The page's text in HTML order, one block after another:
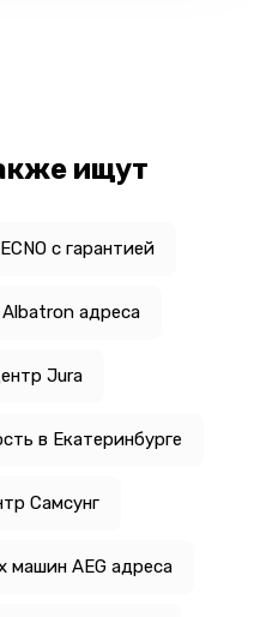
ищут
с гарантией
адреса
Jura
в Екатеринбурге
Самсунг
машин AEG адреса